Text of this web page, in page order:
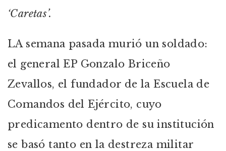
‘Caretas’.
LA semana pasada murió un soldado:
el general EP Gonzalo Briceño
Zevallos, el fundador de la Escuela de
Comandos del Ejército, cuyo
predicamento dentro de su institución
se basó tanto en la destreza militar